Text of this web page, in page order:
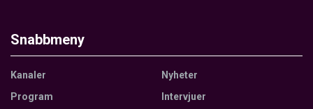
Snabbmeny
Kanaler
Program
Nyheter
Intervjuer